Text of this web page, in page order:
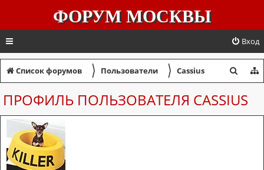
ФОРУМ МОСКВЫ
Вход
Список форумов 〉 Пользователи 〉 Cassius
и
ПРОФИЛЬ ПОЛЬЗОВАТЕЛЯ CASSIUS